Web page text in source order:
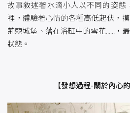
故事敘述著水滴小人以不同的姿態
裡，體驗著心情的各種高低起伏，
荊棘城堡、落在浴缸中的雪花……，
狀態。
【發想過程-關於內心